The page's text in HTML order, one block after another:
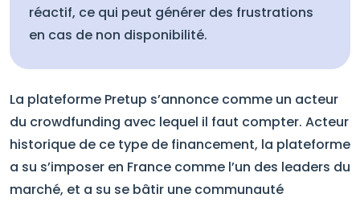
réactif, ce qui peut générer des frustrations
en cas de non disponibilité.
La plateforme Pretup s’annonce comme un acteur
du crowdfunding avec lequel il faut compter. Acteur
historique de ce type de financement, la plateforme
a su s’imposer en France comme l’un des leaders du
marché, et a su se bâtir une communauté